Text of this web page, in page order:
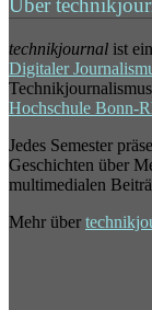
Über
technikjournal ist
Digitaler
Hochschule Bonn-
Jedes Semester
Geschichten über
multimedialen
Mehr über